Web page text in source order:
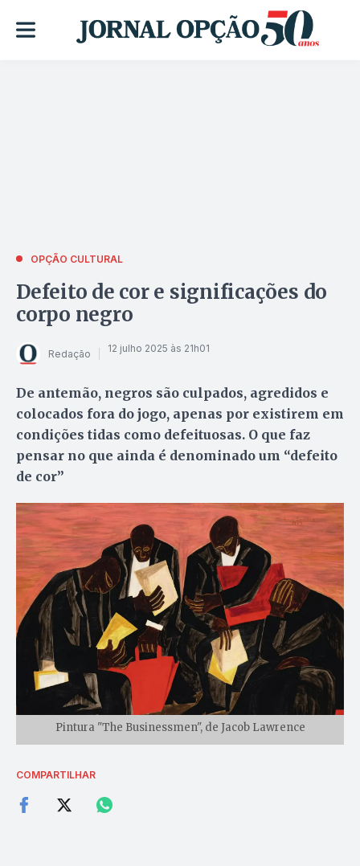
OPÇÃO CULTURAL
Defeito de cor e significações do
corpo negro
Redação 12 julho 2025 às 21h01
De antemão, negros são culpados, agredidos e
colocados fora do jogo, apenas por existirem em
condições tidas como defeituosas. O que faz
pensar no que ainda é denominado um “defeito
de cor”
Pintura "The Businessmen", de Jacob Lawrence
COMPARTILHAR